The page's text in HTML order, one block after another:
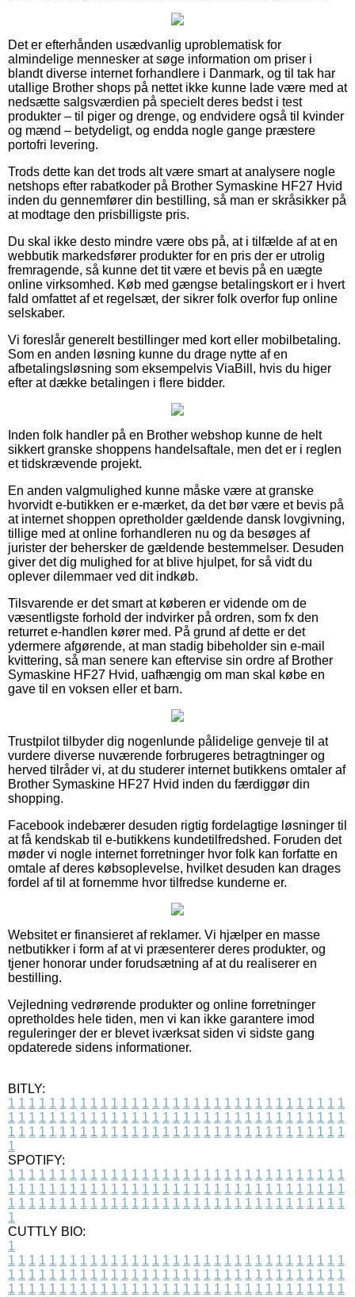
Det er efterhånden usædvanlig uproblematisk for
almindelige mennesker at søge information om priser i
blandt diverse internet forhandlere i Danmark, og til tak har
utallige Brother shops på nettet ikke kunne lade være med at
nedsætte salgsværdien på specielt deres bedst i test
produkter – til piger og drenge, og endvidere også til kvinder
og mænd – betydeligt, og endda nogle gange præstere
portofri levering.
Trods dette kan det trods alt være smart at analysere nogle
netshops efter rabatkoder på Brother Symaskine HF27 Hvid
inden du gennemfører din bestilling, så man er skråsikker på
at modtage den prisbilligste pris.
Du skal ikke desto mindre være obs på, at i tilfælde af at en
webbutik markedsfører produkter for en pris der er utrolig
fremragende, så kunne det tit være et bevis på en uægte
online virksomhed. Køb med gængse betalingskort er i hvert
fald omfattet af et regelsæt, der sikrer folk overfor fup online
selskaber.
Vi foreslår generelt bestillinger med kort eller mobilbetaling.
Som en anden løsning kunne du drage nytte af en
afbetalingsløsning som eksempelvis ViaBill, hvis du higer
efter at dække betalingen i flere bidder.
Inden folk handler på en Brother webshop kunne de helt
sikkert granske shoppens handelsaftale, men det er i reglen
et tidskrævende projekt.
En anden valgmulighed kunne måske være at granske
hvorvidt e-butikken er e-mærket, da det bør være et bevis på
at internet shoppen opretholder gældende dansk lovgivning,
tillige med at online forhandleren nu og da besøges af
jurister der behersker de gældende bestemmelser. Desuden
giver det dig mulighed for at blive hjulpet, for så vidt du
oplever dilemmaer ved dit indkøb.
Tilsvarende er det smart at køberen er vidende om de
væsentligste forhold der indvirker på ordren, som fx den
returret e-handlen kører med. På grund af dette er det
ydermere afgørende, at man stadig bibeholder sin e-mail
kvittering, så man senere kan eftervise sin ordre af Brother
Symaskine HF27 Hvid, uafhængig om man skal købe en
gave til en voksen eller et barn.
Trustpilot tilbyder dig nogenlunde pålidelige genveje til at
vurdere diverse nuværende forbrugeres betragtninger og
herved tilråder vi, at du studerer internet butikkens omtaler af
Brother Symaskine HF27 Hvid inden du færdiggør din
shopping.
Facebook indebærer desuden rigtig fordelagtige løsninger til
at få kendskab til e-butikkens kundetilfredshed. Foruden det
møder vi nogle internet forretninger hvor folk kan forfatte en
omtale af deres købsoplevelse, hvilket desuden kan drages
fordel af til at fornemme hvor tilfredse kunderne er.
Websitet er finansieret af reklamer. Vi hjælper en masse
netbutikker i form af at vi præsenterer deres produkter, og
tjener honorar under forudsætning af at du realiserer en
bestilling.
Vejledning vedrørende produkter og online forretninger
opretholdes hele tiden, men vi kan ikke garantere imod
reguleringer der er blevet iværksat siden vi sidste gang
opdaterede sidens informationer.
BITLY:
1 1 1 1 1 1 1 1 1 1 1 1 1 1 1 1 1 1 1 1 1 1 1 1 1 1 1 1 1 1 1 1 1
1 1 1 1 1 1 1 1 1 1 1 1 1 1 1 1 1 1 1 1 1 1 1 1 1 1 1 1 1 1 1 1 1
1 1 1 1 1 1 1 1 1 1 1 1 1 1 1 1 1 1 1 1 1 1 1 1 1 1 1 1 1 1 1 1 1
1
SPOTIFY:
1 1 1 1 1 1 1 1 1 1 1 1 1 1 1 1 1 1 1 1 1 1 1 1 1 1 1 1 1 1 1 1 1
1 1 1 1 1 1 1 1 1 1 1 1 1 1 1 1 1 1 1 1 1 1 1 1 1 1 1 1 1 1 1 1 1
1 1 1 1 1 1 1 1 1 1 1 1 1 1 1 1 1 1 1 1 1 1 1 1 1 1 1 1 1 1 1 1 1
1
CUTTLY BIO:
1
1 1 1 1 1 1 1 1 1 1 1 1 1 1 1 1 1 1 1 1 1 1 1 1 1 1 1 1 1 1 1 1 1
1 1 1 1 1 1 1 1 1 1 1 1 1 1 1 1 1 1 1 1 1 1 1 1 1 1 1 1 1 1 1 1 1
1 1 1 1 1 1 1 1 1 1 1 1 1 1 1 1 1 1 1 1 1 1 1 1 1 1 1 1 1 1 1 1 1